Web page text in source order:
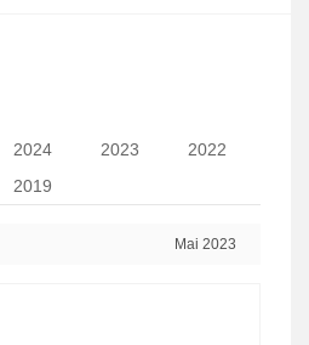
2024 2023
2022
2019
Mai 2023